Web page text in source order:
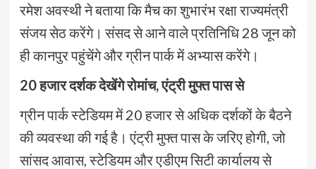
रमेश अवस्थी ने बताया कि मैच का शुभारंभ रक्षा राज्यमंत्री
संजय सेठ करेंगे। संसद से आने वाले प्रतिनिधि 28 जून को
ही कानपुर पहुंचेंगे और ग्रीन पार्क में अभ्यास करेंगे।
20 हजार दर्शक देखेंगे रोमांच, एंट्री मुफ्त पास से
ग्रीन पार्क स्टेडियम में 20 हजार से अधिक दर्शकों के बैठने
की व्यवस्था की गई है। एंट्री मुफ्त पास के जरिए होगी, जो
सांसद आवास, स्टेडियम और एडीएम सिटी कार्यालय से